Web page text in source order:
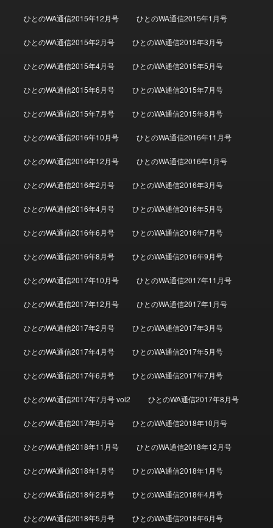
ひとのWA通信2015年12月号 ひとのWA通信2015年1月号
ひとのWA通信2015年2月号 ひとのWA通信2015年3月号
ひとのWA通信2015年4月号 ひとのWA通信2015年5月号
ひとのWA通信2015年6月号 ひとのWA通信2015年7月号
ひとのWA通信2015年7月号 ひとのWA通信2015年8月号
ひとのWA通信2016年10月号 ひとのWA通信2016年11月号
ひとのWA通信2016年12月号 ひとのWA通信2016年1月号
ひとのWA通信2016年2月号 ひとのWA通信2016年3月号
ひとのWA通信2016年4月号 ひとのWA通信2016年5月号
ひとのWA通信2016年6月号 ひとのWA通信2016年7月号
ひとのWA通信2016年8月号 ひとのWA通信2016年9月号
ひとのWA通信2017年10月号 ひとのWA通信2017年11月号
ひとのWA通信2017年12月号 ひとのWA通信2017年1月号
ひとのWA通信2017年2月号 ひとのWA通信2017年3月号
ひとのWA通信2017年4月号 ひとのWA通信2017年5月号
ひとのWA通信2017年6月号 ひとのWA通信2017年7月号
ひとのWA通信2017年7月号 vol2 ひとのWA通信2017年8月号
ひとのWA通信2017年9月号 ひとのWA通信2018年10月号
ひとのWA通信2018年11月号 ひとのWA通信2018年12月号
ひとのWA通信2018年1月号 ひとのWA通信2018年1月号
ひとのWA通信2018年2月号 ひとのWA通信2018年4月号
ひとのWA通信2018年5月号 ひとのWA通信2018年6月号